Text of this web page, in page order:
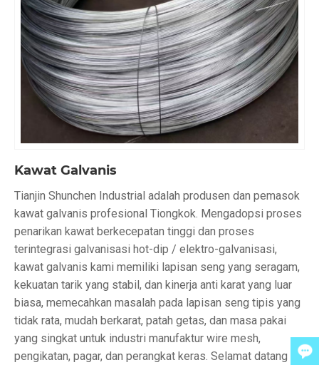
Kawat Galvanis
Tianjin Shunchen Industrial adalah produsen dan pemasok
kawat galvanis profesional Tiongkok. Mengadopsi proses
penarikan kawat berkecepatan tinggi dan proses
terintegrasi galvanisasi hot-dip / elektro-galvanisasi,
kawat galvanis kami memiliki lapisan seng yang seragam,
kekuatan tarik yang stabil, dan kinerja anti karat yang luar
biasa, memecahkan masalah pada lapisan seng tipis yang
tidak rata, mudah berkarat, patah getas, dan masa pakai
yang singkat untuk industri manufaktur wire mesh,
pengikatan, pagar, dan perangkat keras. Selamat datang